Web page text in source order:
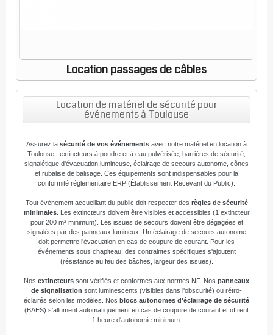
Location passages de câbles
Location de matériel de sécurité pour
événements à Toulouse
Assurez la sécurité de vos événements avec notre matériel en location à
Toulouse : extincteurs à poudre et à eau pulvérisée, barrières de sécurité,
signalétique d'évacuation lumineuse, éclairage de secours autonome, cônes
et rubalise de balisage. Ces équipements sont indispensables pour la
conformité réglementaire ERP (Établissement Recevant du Public).
Tout événement accueillant du public doit respecter des règles de sécurité
minimales. Les extincteurs doivent être visibles et accessibles (1 extincteur
pour 200 m² minimum). Les issues de secours doivent être dégagées et
signalées par des panneaux lumineux. Un éclairage de secours autonome
doit permettre l'évacuation en cas de coupure de courant. Pour les
événements sous chapiteau, des contraintes spécifiques s'ajoutent
(résistance au feu des bâches, largeur des issues).
Nos extincteurs sont vérifiés et conformes aux normes NF. Nos panneaux
de signalisation sont luminescents (visibles dans l'obscurité) ou rétro-
éclairés selon les modèles. Nos blocs autonomes d'éclairage de sécurité
(BAES) s'allument automatiquement en cas de coupure de courant et offrent
1 heure d'autonomie minimum.